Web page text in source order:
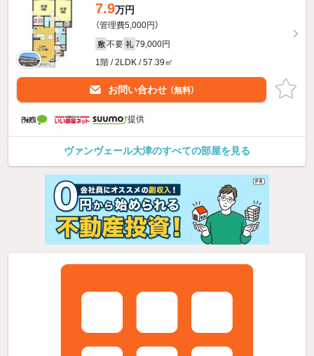
7.9万円
（管理費5,000円）
敷 不要 礼 79,000円
1階 / 2LDK / 57.39㎡
お問い合わせ （無料）
提供
ヴァンヴェール大津のすべての部屋を見る